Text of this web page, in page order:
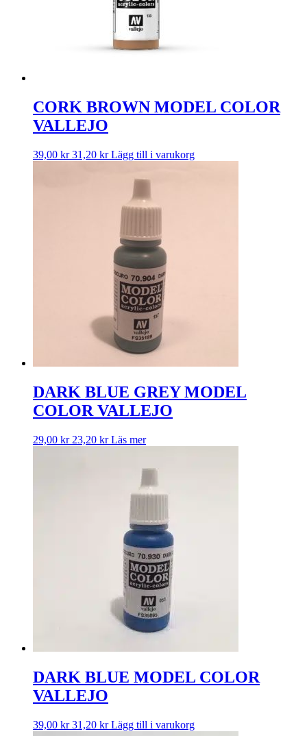
CORK BROWN MODEL COLOR
VALLEJO
39,00 kr 31,20 kr Lägg till i varukorg
DARK BLUE GREY MODEL
COLOR VALLEJO
29,00 kr 23,20 kr Läs mer
DARK BLUE MODEL COLOR
VALLEJO
39,00 kr 31,20 kr Lägg till i varukorg